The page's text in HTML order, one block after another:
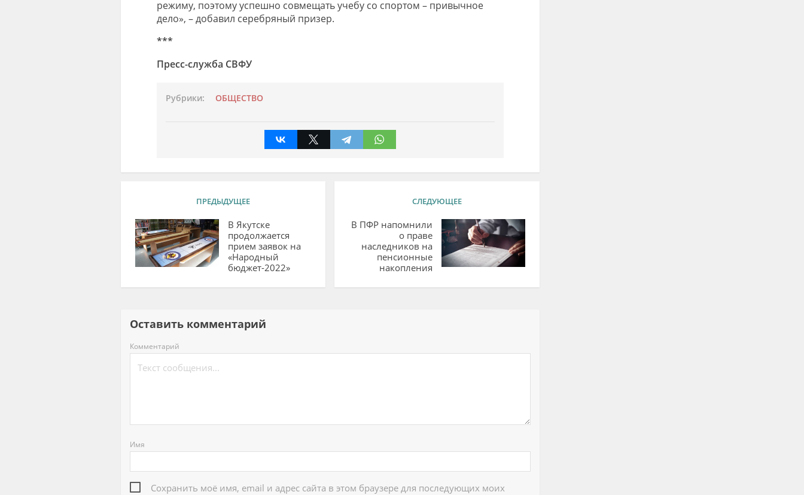
режиму, поэтому успешно совмещать учебу со спортом – привычное
дело», – добавил серебряный призер.
***
Пресс-служба СВФУ
Рубрики: ОБЩЕСТВО
ПРЕДЫДУЩЕЕ
В Якутске
продолжается
прием заявок на
«Народный
бюджет-2022»
СЛЕДУЮЩЕЕ
В ПФР напомнили
о праве
наследников на
пенсионные
накопления
Оставить комментарий
Комментарий
Имя
Сохранить моё имя, email и адрес сайта в этом браузере для последующих моих